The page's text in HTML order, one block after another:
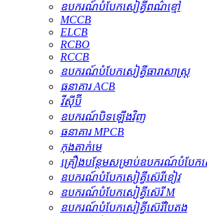
ឧបករណ៍បំបែកសៀគ្វីពណ៌ខ្មៅ
MCCB
ELCB
RCBO
RCCB
ឧបករណ៍បំបែកសៀគ្វីធារាសាស្ត្រ
ធនាគារ ACB
វីស៊ីប៊ី
ឧបករណ៍បិទឡើងវិញ
ធនាគារ MPCB
កុងតាក់មេ
គ្រឿងបន្ថែមសម្រាប់ឧបករណ៍បំបែក
ឧបករណ៍បំបែកសៀគ្វីស៊េរីខៀវ
ឧបករណ៍បំបែកសៀគ្វីស៊េរី M
ឧបករណ៍បំបែកសៀគ្វីស៊េរីបៃតង